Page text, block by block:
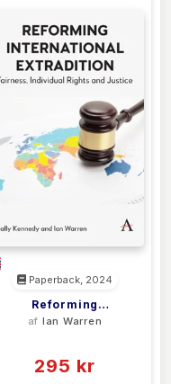
Paperback, 2024
Reforming
International
af Ian Warren
295 kr